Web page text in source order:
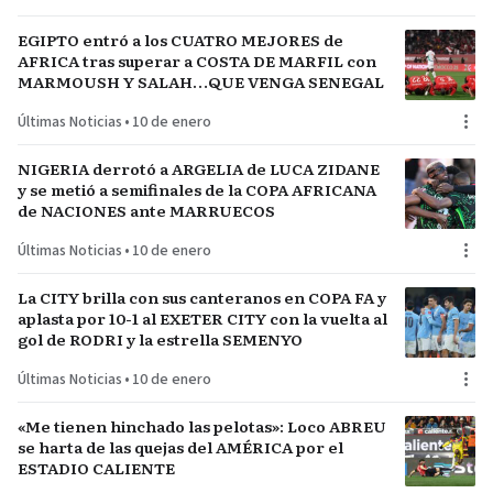
EGIPTO entró a los CUATRO MEJORES de
AFRICA tras superar a COSTA DE MARFIL con
MARMOUSH Y SALAH…QUE VENGA SENEGAL
Últimas Noticias • 10 de enero
NIGERIA derrotó a ARGELIA de LUCA ZIDANE
y se metió a semifinales de la COPA AFRICANA
de NACIONES ante MARRUECOS
Últimas Noticias • 10 de enero
La CITY brilla con sus canteranos en COPA FA y
aplasta por 10-1 al EXETER CITY con la vuelta al
gol de RODRI y la estrella SEMENYO
Últimas Noticias • 10 de enero
«Me tienen hinchado las pelotas»: Loco ABREU
se harta de las quejas del AMÉRICA por el
ESTADIO CALIENTE